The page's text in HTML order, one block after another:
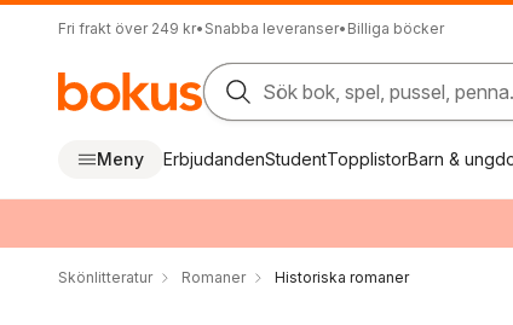
Fri frakt över 249 kr• Snabba leveranser• Billiga böcker
Sök bok, spel, pussel,
Meny ErbjudandenStudentTopplistorBarn &
Skönlitteratur Romaner Historiska romaner